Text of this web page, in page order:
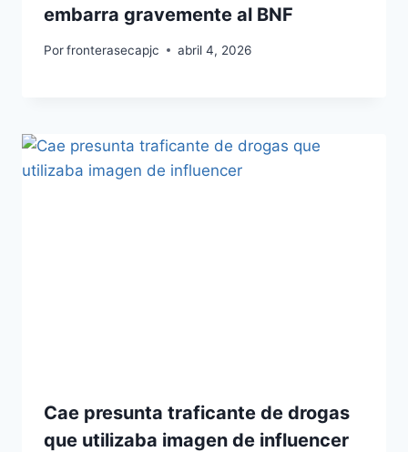
embarra gravemente al BNF
Porfronterasecapjc abril 4, 2026
Cae presunta traficante de drogas
que utilizaba imagen de influencer